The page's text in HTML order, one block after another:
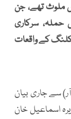
ملوث تھے، جن
حملہ، سرکاری
کلنگ کے واقعات
سے جاری بیان
نے 24 ستمبر کو ڈیرہ اسماعیل خان